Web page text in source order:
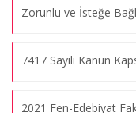
Zorunlu ve İsteğe
7417 Sayılı Kanun
2021 Fen-Edebiyat